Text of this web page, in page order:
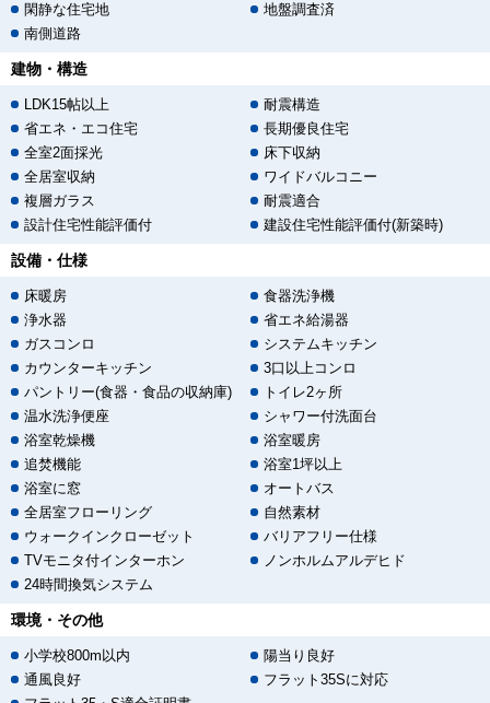
閑静な住宅地
地盤調査済
南側道路
建物・構造
LDK15帖以上
耐震構造
省エネ・エコ住宅
長期優良住宅
全室2面採光
床下収納
全居室収納
ワイドバルコニー
複層ガラス
耐震適合
設計住宅性能評価付
建設住宅性能評価付(新築時)
設備・仕様
床暖房
食器洗浄機
浄水器
省エネ給湯器
ガスコンロ
システムキッチン
カウンターキッチン
3口以上コンロ
パントリー(食器・食品の収納庫)
トイレ2ヶ所
温水洗浄便座
シャワー付洗面台
浴室乾燥機
浴室暖房
追焚機能
浴室1坪以上
浴室に窓
オートバス
全居室フローリング
自然素材
ウォークインクローゼット
バリアフリー仕様
TVモニタ付インターホン
ノンホルムアルデヒド
24時間換気システム
環境・その他
小学校800m以内
陽当り良好
通風良好
フラット35Sに対応